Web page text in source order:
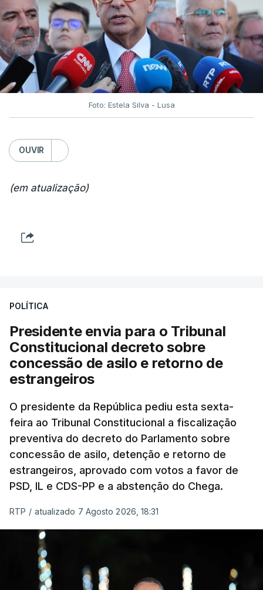
Foto: Estela Silva - Lusa
OUVIR
(em atualização)
POLÍTICA
Presidente envia para o Tribunal
Constitucional decreto sobre
concessão de asilo e retorno de
estrangeiros
O presidente da República pediu esta sexta-
feira ao Tribunal Constitucional a fiscalização
preventiva do decreto do Parlamento sobre
concessão de asilo, detenção e retorno de
estrangeiros, aprovado com votos a favor de
PSD, IL e CDS-PP e a abstenção do Chega.
RTP / atualizado 7 Agosto 2026, 18:31